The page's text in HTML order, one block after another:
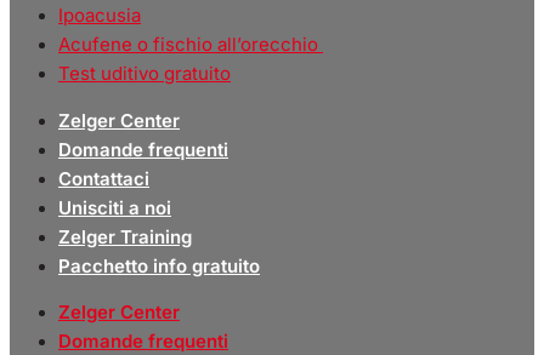
Ipoacusia
Acufene o fischio all’orecchio
Test uditivo gratuito
Zelger Center
Domande frequenti
Contattaci
Unisciti a noi
Zelger Training
Pacchetto info gratuito
Zelger Center
Domande frequenti